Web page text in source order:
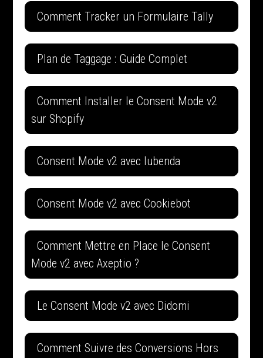
Comment Tracker un Formulaire Tally
Plan de Taggage : Guide Complet
Comment Installer le Consent Mode v2
sur Shopify
Consent Mode v2 avec Iubenda
Consent Mode v2 avec Cookiebot
Comment Mettre en Place le Consent
Mode v2 avec Axeptio ?
Le Consent Mode v2 avec Didomi
Comment Suivre des Conversions Hors